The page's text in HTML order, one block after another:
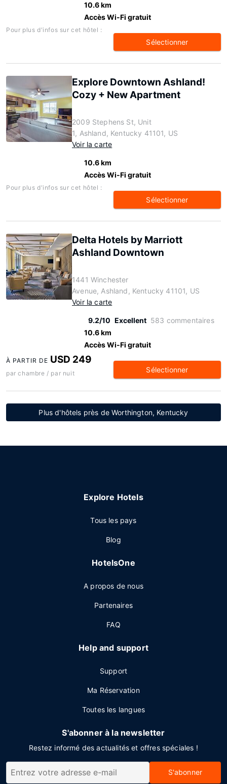
10.6 km
Accès Wi-Fi gratuit
Pour plus d'infos sur cet hôtel :
Sélectionner
Explore Downtown Ashland!
Cozy + New Apartment
2009 Stephens St, Unit
1, Ashland, Kentucky 41101, US
Voir la carte
10.6 km
Accès Wi-Fi gratuit
Pour plus d'infos sur cet hôtel :
Sélectionner
Delta Hotels by Marriott
Ashland Downtown
1441 Winchester
Avenue, Ashland, Kentucky 41101, US
Voir la carte
9.2/10 Excellent 583 commentaires
10.6 km
Accès Wi-Fi gratuit
À PARTIR DE USD 249
par chambre / par nuit Sélectionner
Plus d'hôtels près de Worthington, Kentucky
Explore Hotels
Tous les pays
Blog
HotelsOne
A propos de nous
Partenaires
FAQ
Help and support
Support
Ma Réservation
Toutes les langues
S'abonner à la newsletter
Restez informé des actualités et offres spéciales !
S'abonner